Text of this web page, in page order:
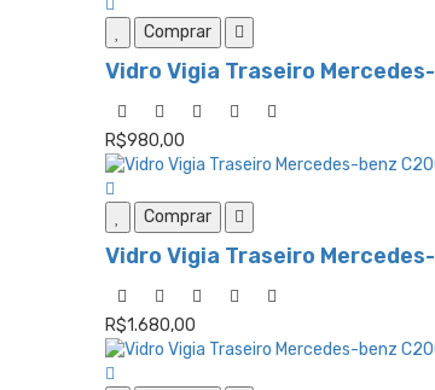
Comprar
Vidro Vigia Traseiro
R$980,00
Comprar
Vidro Vigia Traseiro
R$1.680,00